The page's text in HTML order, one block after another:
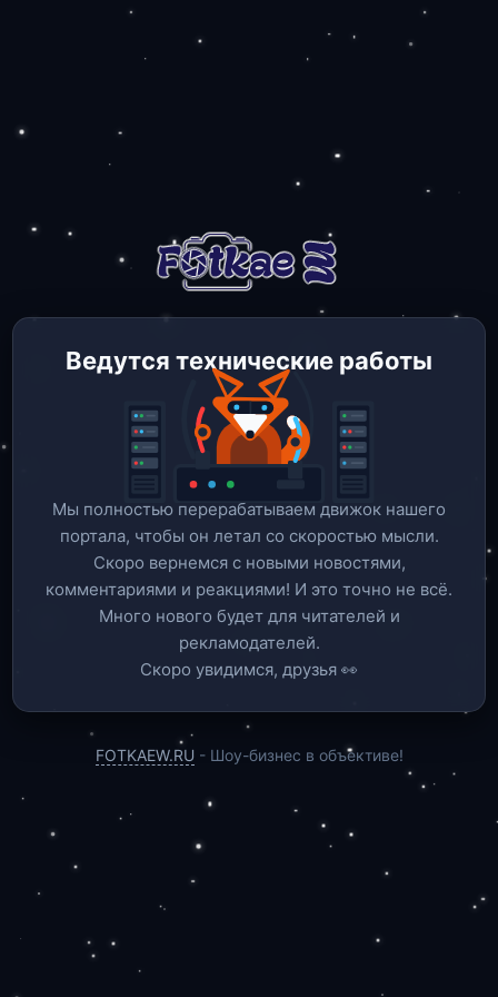
Ведутся технические работы
Мы полностью перерабатываем движок нашего
портала, чтобы он летал со скоростью мысли.
Скоро вернемся c новыми новостями,
комментариями и реакциями! И это точно не всё.
Много нового будет для читателей и
рекламодателей.
Скоро увидимся, друзья 👀
FOTKAEW.RU - Шоу-бизнес в объективе!